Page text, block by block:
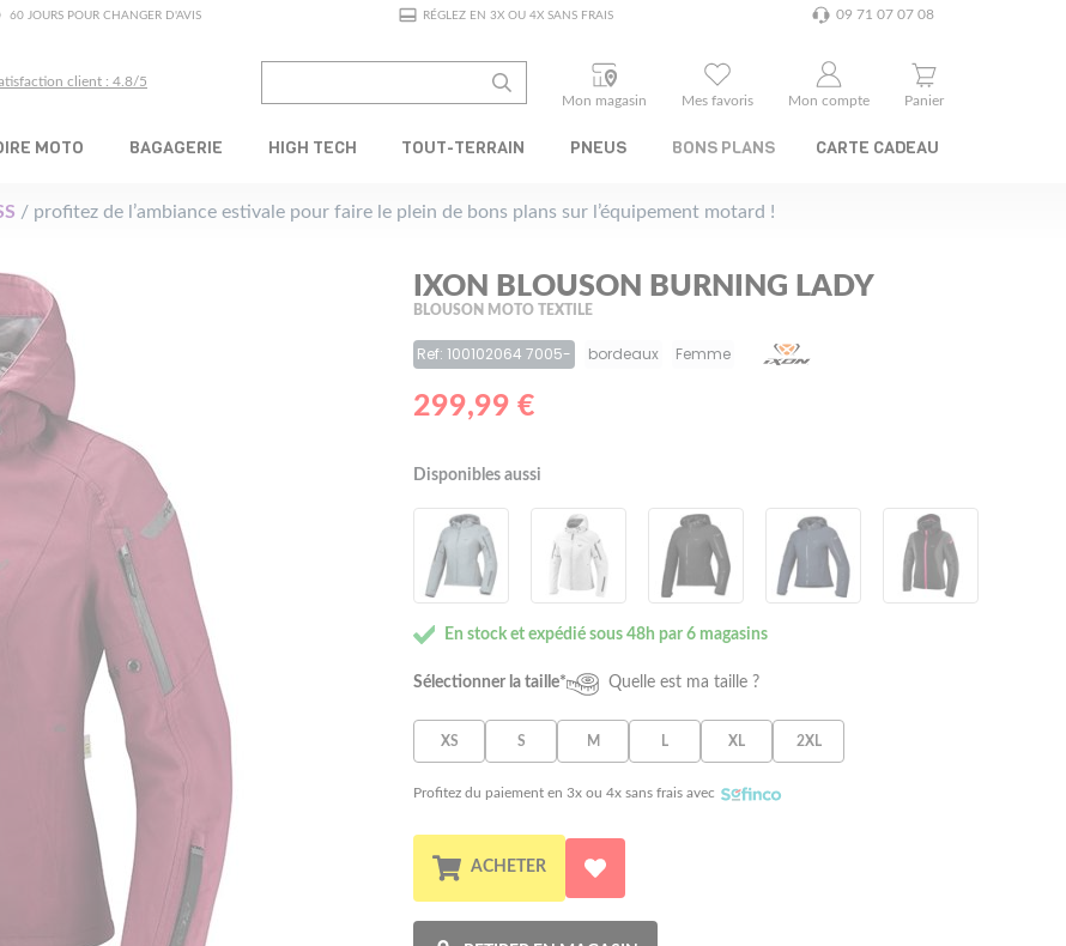
60 JOURS POUR CHANGER D'AVIS RÉGLEZ EN 3X OU 4X SANS FRAIS 09 71 07 07 08
client : 4.8/5
Mon magasin
Mes favoris Mon compte Panier
MOTO BAGAGERIE HIGH TECH TOUT-TERRAIN PNEUS BONS PLANS CARTE CADEAU
/ profitez de l’ambiance estivale pour faire le plein de bons plans sur l’équipement motard !
IXON BLOUSON BURNING LADY
BLOUSON MOTO TEXTILE
Ref: 100102064 7005- bordeaux Femme
299,99 €
Disponibles aussi
En stock et expédié sous 48h par 6 magasins
Sélectionner la taille* Quelle est ma taille ?
XS S M L XL 2XL
Profitez du paiement en 3x ou 4x sans frais avec
ACHETER